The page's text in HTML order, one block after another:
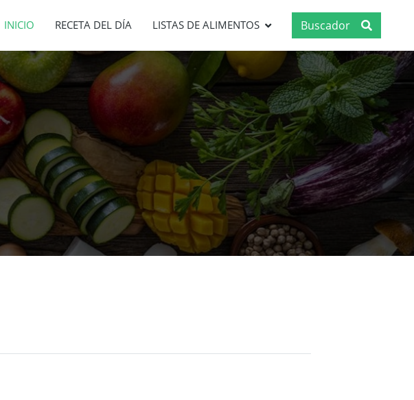
INICIO RECETA DEL DÍA LISTAS DE ALIMENTOS Buscador